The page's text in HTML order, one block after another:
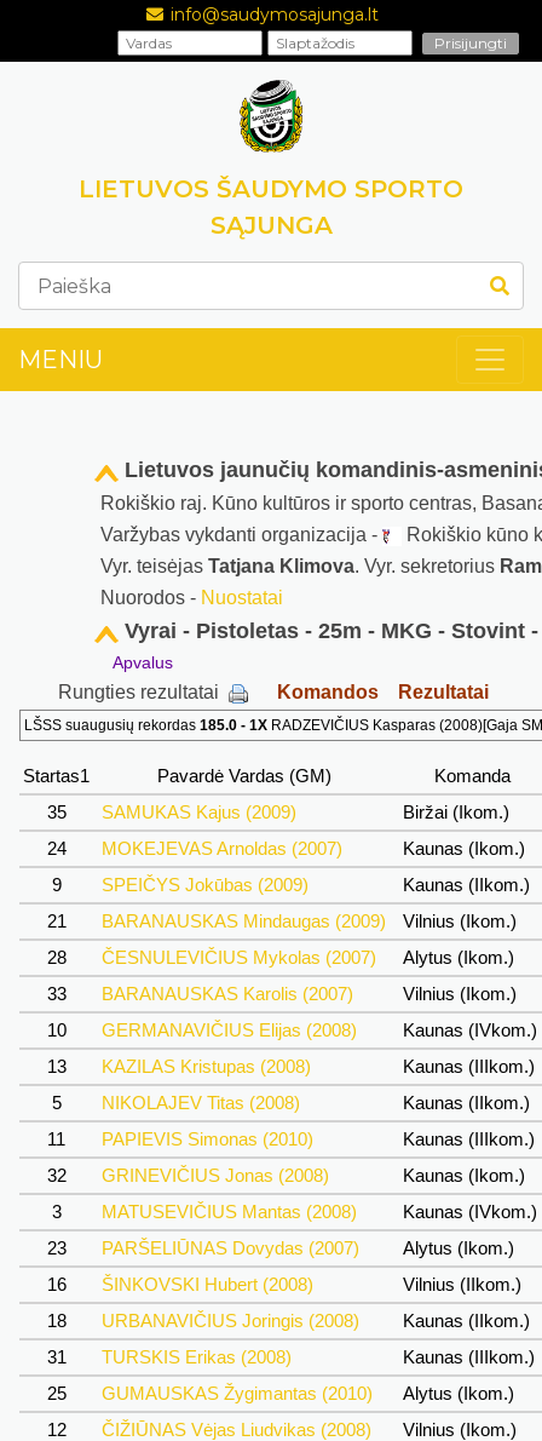
info@saudymosajunga.lt
LIETUVOS ŠAUDYMO SPORTO
SĄJUNGA
MENIU
Lietuvos jaunučių komandinis-
Rokiškio raj. Kūno kultūros ir sporto centras,
Varžybas vykdanti organizacija -
Rokiškio kūno
Vyr. teisėjas Tatjana Klimova. Vyr. sekretorius
Nuorodos - Nuostatai
Vyrai - Pistoletas - 25m - MKG - Stovint
Apvalus
Rungties rezultatai Komandos Rezultatai
LŠSS suaugusių rekordas 185.0 - 1X RADZEVIČIUS Kasparas (2008)[Gaja
Startas1 Pavardė Vardas (GM)
Komanda
35
SAMUKAS Kajus (2009)
Biržai (Ikom.)
24
MOKEJEVAS Arnoldas (2007)
Kaunas (Ikom.)
9
SPEIČYS Jokūbas (2009)
Kaunas (IIkom.)
21
BARANAUSKAS Mindaugas (2009)
Vilnius (Ikom.)
28
ČESNULEVIČIUS Mykolas (2007)
Alytus (Ikom.)
33
BARANAUSKAS Karolis (2007)
Vilnius (Ikom.)
10
GERMANAVIČIUS Elijas (2008)
Kaunas (IVkom.)
13
KAZILAS Kristupas (2008)
Kaunas (IIIkom.)
5
NIKOLAJEV Titas (2008)
Kaunas (IIkom.)
11
PAPIEVIS Simonas (2010)
Kaunas (IIIkom.)
32
GRINEVIČIUS Jonas (2008)
Kaunas (Ikom.)
3
MATUSEVIČIUS Mantas (2008)
Kaunas (IVkom.)
23
PARŠELIŪNAS Dovydas (2007)
Alytus (Ikom.)
16
ŠINKOVSKI Hubert (2008)
Vilnius (IIkom.)
18
URBANAVIČIUS Joringis (2008)
Kaunas (IIkom.)
31
TURSKIS Erikas (2008)
Kaunas (IIIkom.)
25
GUMAUSKAS Žygimantas (2010)
Alytus (Ikom.)
12
ČIŽIŪNAS Vėjas Liudvikas (2008)
Vilnius (Ikom.)